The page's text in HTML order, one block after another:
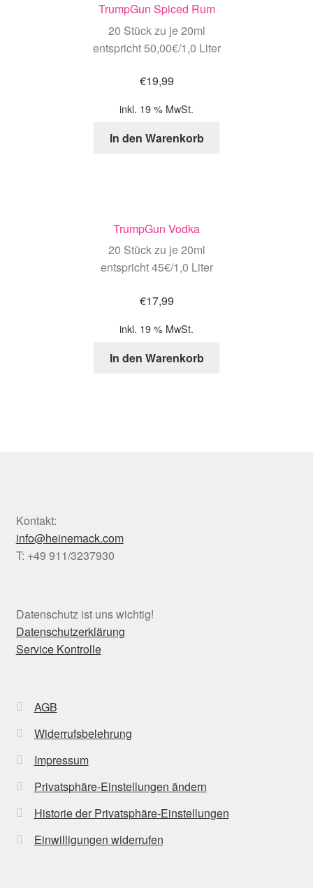
TrumpGun Spiced Rum
20 Stück zu je 20ml
entspricht 50,00€/1,0 Liter
€19,99
inkl. 19 % MwSt.
In den Warenkorb
TrumpGun Vodka
20 Stück zu je 20ml
entspricht 45€/1,0 Liter
€17,99
inkl. 19 % MwSt.
In den Warenkorb
Kontakt:
info@heinemack.com
T: +49 911/3237930
Datenschutz ist uns wichtig!
Datenschutzerklärung
Service Kontrolle
AGB
Widerrufsbelehrung
Impressum
Privatsphäre-Einstellungen ändern
Historie der Privatsphäre-Einstellungen
Einwilligungen widerrufen